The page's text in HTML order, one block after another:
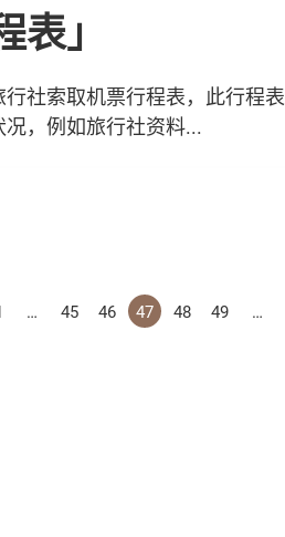
」
社索取机票行程表，此行程表
，例如旅行社资料...
… 45 46 47 48 49 …